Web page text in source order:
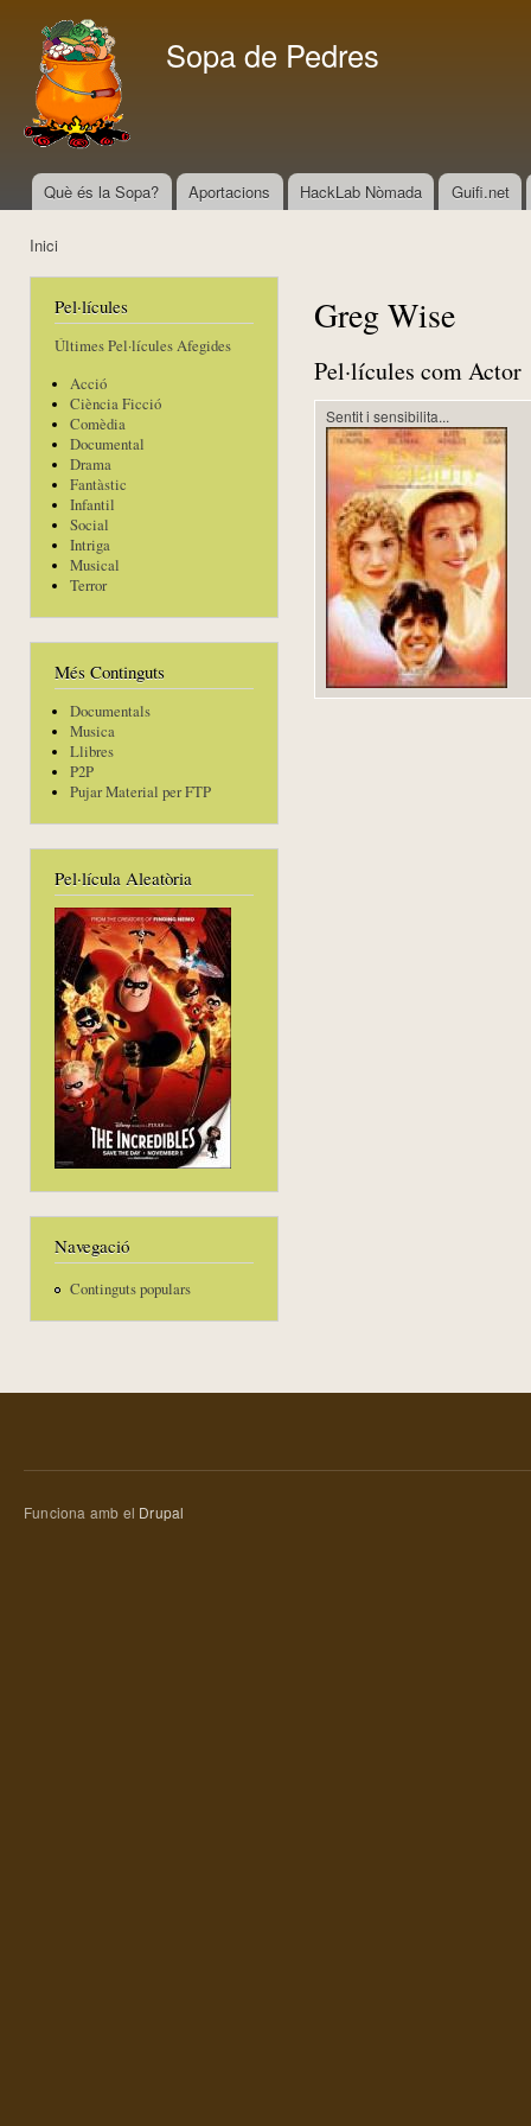
Sopa de Pedres
Menú principal
Què és la Sopa? Aportacions HackLab Nòmada Guifi.net
Inici
Pel·lícules
Últimes Pel·lícules Afegides
Acció
Ciència Ficció
Comèdia
Documental
Drama
Fantàstic
Infantil
Social
Intriga
Musical
Terror
Més Continguts
Documentals
Musica
Llibres
P2P
Pujar Material per FTP
Pel·lícula Aleatòria
Navegació
Continguts populars
Greg Wise
Pel·lícules com Actor
Sentit i sensibilita...
Funciona amb el Drupal